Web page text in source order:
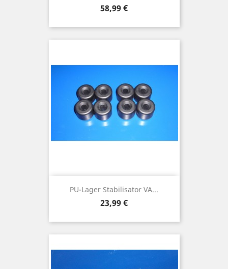
Preis
58,99 €
PU-Lager Stabilisator VA...
Preis
23,99 €